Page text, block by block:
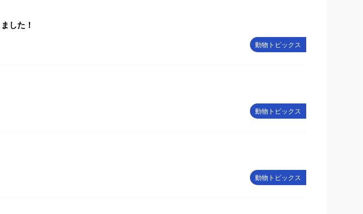
動物トピックス
した！
動物トピックス
動物トピックス